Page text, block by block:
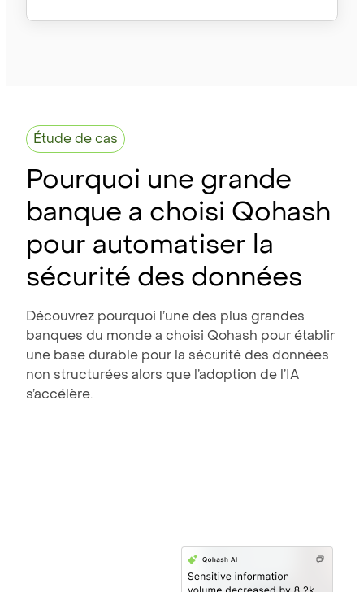
Étude de cas
Pourquoi une grande
banque a choisi Qohash
pour automatiser la
sécurité des données
Découvrez pourquoi l’une des plus grandes
banques du monde a choisi Qohash pour établir
une base durable pour la sécurité des données
non structurées alors que l’adoption de l’IA
s’accélère.